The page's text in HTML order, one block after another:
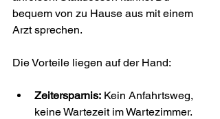
bequem von zu Hause aus mit einem
Arzt sprechen.
Die Vorteile liegen auf der Hand:
Zeitersparnis: Kein Anfahrtsweg,
keine Wartezeit im Wartezimmer.